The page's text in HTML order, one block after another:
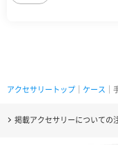
アクセサリートップ ケース
掲載アクセサリーについての